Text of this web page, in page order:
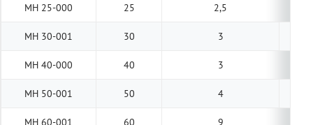
МН 25-000 25 2,5
МН 30-001 30 3
МН 40-000 40 3
МН 50-001 50 4
МН 60-001 60 9